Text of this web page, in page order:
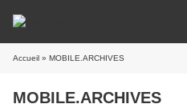
Accueil » MOBILE.ARCHIVES
MOBILE.ARCHIVES